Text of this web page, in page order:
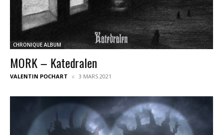
CHRONIQUE ALBUM
MORK – Katedralen
VALENTIN POCHART 3 MARS 2021